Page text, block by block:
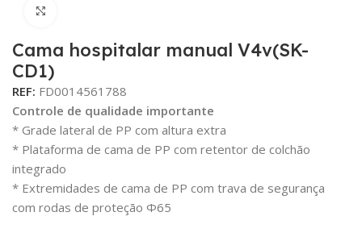
Cama hospitalar manual V4v(SK-
CD1)
REF: FD0014561788
Controle de qualidade importante
* Grade lateral de PP com altura extra
* Plataforma de cama de PP com retentor de colchão
integrado
* Extremidades de cama de PP com trava de segurança
com rodas de proteção Φ65